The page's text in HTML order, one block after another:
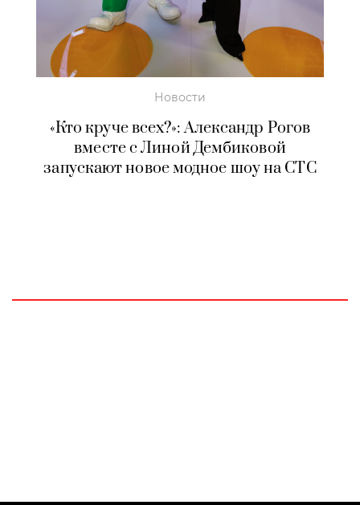
Новости
«Кто круче всех?»: Александр Рогов
вместе с Линой Дембиковой
запускают новое модное шоу на СТС